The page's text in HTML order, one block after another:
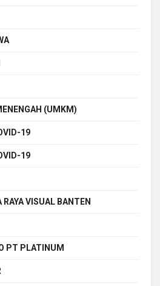
(UMKM)
19
19
VISUAL BANTEN
PT PLATINUM